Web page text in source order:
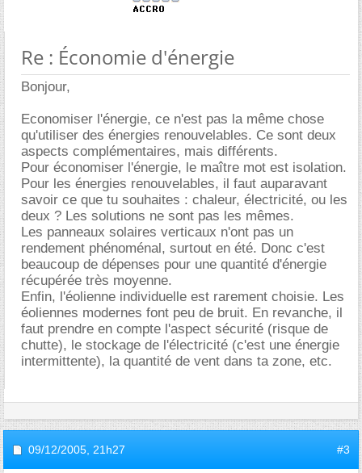
Re : Économie d'énergie
Bonjour,
Economiser l'énergie, ce n'est pas la même chose
qu'utiliser des énergies renouvelables. Ce sont deux
aspects complémentaires, mais différents.
Pour économiser l'énergie, le maître mot est isolation.
Pour les énergies renouvelables, il faut auparavant
savoir ce que tu souhaites : chaleur, électricité, ou les
deux ? Les solutions ne sont pas les mêmes.
Les panneaux solaires verticaux n'ont pas un
rendement phénoménal, surtout en été. Donc c'est
beaucoup de dépenses pour une quantité d'énergie
récupérée très moyenne.
Enfin, l'éolienne individuelle est rarement choisie. Les
éoliennes modernes font peu de bruit. En revanche, il
faut prendre en compte l'aspect sécurité (risque de
chutte), le stockage de l'électricité (c'est une énergie
intermittente), la quantité de vent dans ta zone, etc.
09/12/2005, 21h27 #3